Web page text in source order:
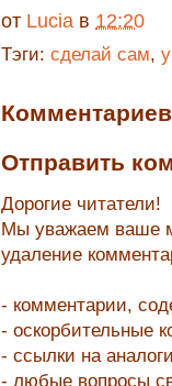
от Lucia в 12:20
Тэги: сделай сам,
Отправить
Дорогие читатели!
Мы уважаем ваше
удаление
- комментарии,
- оскорбительные
- ссылки на
- любые вопросы